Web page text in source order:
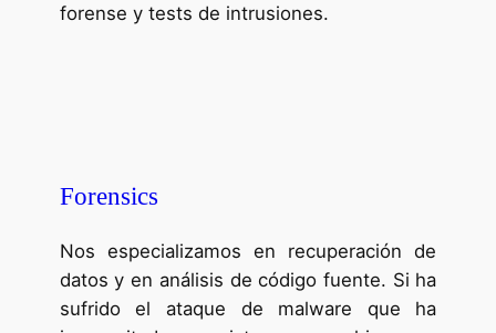
forense y tests de intrusiones.
Forensics
Nos especializamos en recuperación de
datos y en análisis de código fuente. Si ha
sufrido el ataque de malware que ha